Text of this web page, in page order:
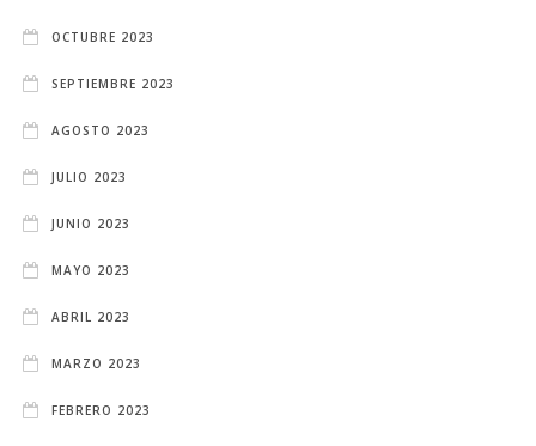
OCTUBRE 2023
SEPTIEMBRE 2023
AGOSTO 2023
JULIO 2023
JUNIO 2023
MAYO 2023
ABRIL 2023
MARZO 2023
FEBRERO 2023